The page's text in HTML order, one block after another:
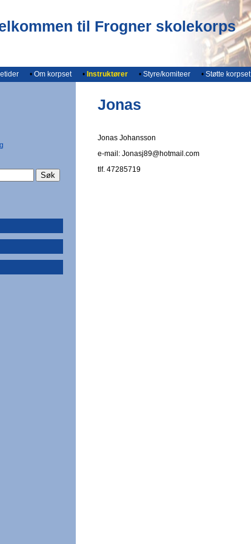
til Frogner skolekorps
• Om korpset • Instruktører • Styre/komiteer • Støtte korpset
Jonas
Jonas Johansson
e-mail: Jonasj89@hotmail.com
tlf. 47285719